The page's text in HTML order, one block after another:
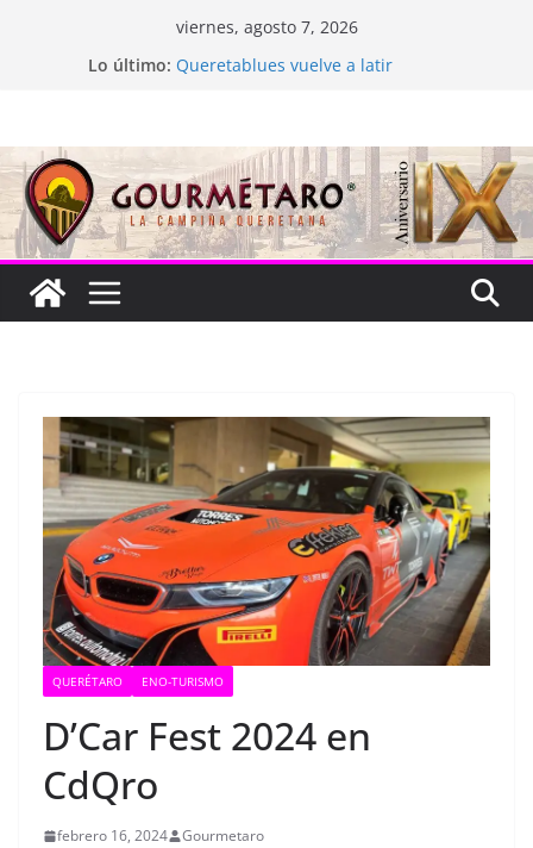
viernes, agosto 7, 2026
Lo último: Queretablues vuelve a latir
Cascada Cueva Longa
QUERÉTARO ENO-TURISMO
D’Car Fest 2024 en
CdQro
febrero 16, 2024 Gourmetaro